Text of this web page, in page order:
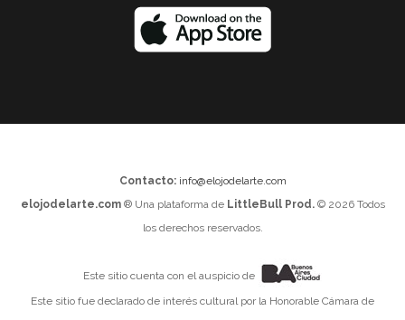
Contacto: info@elojodelarte.com
elojodelarte.com® Una plataforma de LittleBull Prod.© 2026 Todos
los derechos reservados.
Este sitio cuenta con el auspicio de
Este sitio fue declarado de interés cultural por la Honorable Cámara de